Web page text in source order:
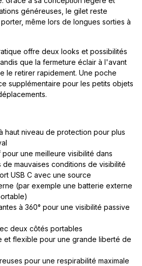
généreuses, le gilet reste
même lors de longues sorties à
offre deux looks et possibilités
que la fermeture éclair à l'avant
le retirer rapidement. Une poche
supplémentaire pour les petits objets
haut niveau de protection pour plus
pour une meilleure visibilité dans
mauvaises conditions de visibilité
USB C avec une source
(par exemple une batterie externe
à 360° pour une visibilité passive
deux côtés portables
et flexible pour une grande liberté de
pour une respirabilité maximale